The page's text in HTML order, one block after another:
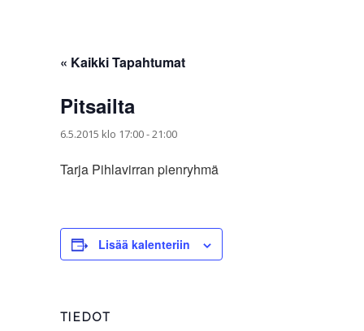
« Kaikki Tapahtumat
Pitsailta
6.5.2015 klo 17:00-21:00
Tarja Pihlavirran pienryhmä
Lisää kalenteriin
TIEDOT